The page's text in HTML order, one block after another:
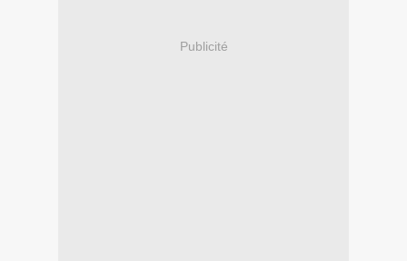
Publicité